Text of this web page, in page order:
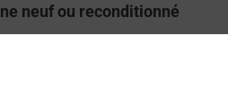
neuf ou reconditionné
Poste à MONTPELLIER SAINT